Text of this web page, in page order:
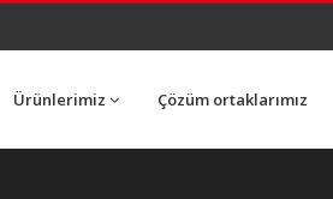
Ürünlerimiz Çözüm ortaklarımız